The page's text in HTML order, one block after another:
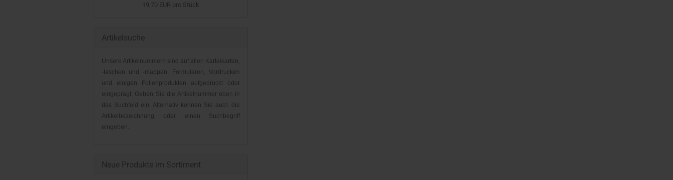
19,70 EUR pro Stück
Artikelsuche
Unsere Artikelnummern sind auf allen Karteikarten,
-taschen und -mappen, Formularen, Vordrucken
und einigen Folienprodukten aufgedruckt oder
eingeprägt. Geben Sie die Artikelnummer oben in
das Suchfeld ein. Alternativ können Sie auch die
Artikelbezeichnung oder einen Suchbegriff
eingeben.
Neue Produkte im Sortiment